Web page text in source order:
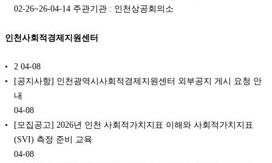
02-26~26-04-14 주관기관 : 인천상공회의소
인천사회적경제지원센터
2 04-08
[공지사항] 인천광역시사회적경제지원센터 외부공지 게시 요청 안
내
04-08
[모집공고] 2026년 인천 사회적가치지표 이해와 사회적가치지표
(SVI) 측정 준비 교육
04-08